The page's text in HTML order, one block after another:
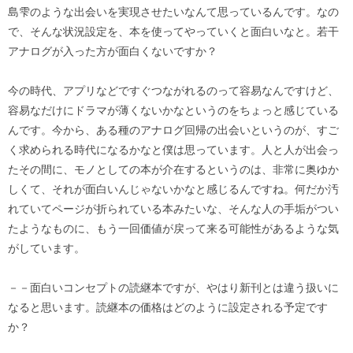
島雫のような出会いを実現させたいなんて思っているんです。なの
で、そんな状況設定を、本を使ってやっていくと面白いなと。若干
アナログが入った方が面白くないですか？
今の時代、アプリなどですぐつながれるのって容易なんですけど、
容易なだけにドラマが薄くないかなというのをちょっと感じている
んです。今から、ある種のアナログ回帰の出会いというのが、すご
く求められる時代になるかなと僕は思っています。人と人が出会っ
たその間に、モノとしての本が介在するというのは、非常に奥ゆか
しくて、それが面白いんじゃないかなと感じるんですね。何だか汚
れていてページが折られている本みたいな、そんな人の手垢がつい
たようなものに、もう一回価値が戻って来る可能性があるような気
がしています。
－－面白いコンセプトの読継本ですが、やはり新刊とは違う扱いに
なると思います。読継本の価格はどのように設定される予定です
か？